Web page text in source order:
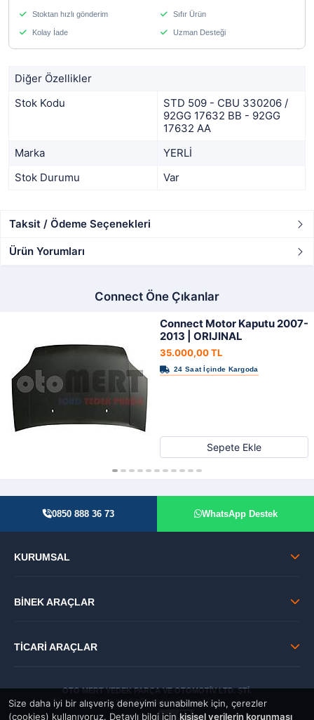
Size daha iyi bir alışveriş deneyimi sunabilmek için, çerezler
(cookies) kullanıyoruz. Detaylı bilgi için kişisel verilerin korunması
Stoktan hızlı gönderim Sıfır Ürün
Kolay İade Uzman Desteği
Diğer Özellikler
Stok Kodu
STD 509 - CBU 330206 /
92GG 17632 BB - 92GG
17632 AA
Marka
YERLİ
Stok Durumu
Var
Taksit / Ödeme Seçenekleri
Ürün Yorumları
Connect Öne Çıkanlar
Connect Motor Kaputu 2007-
2013 | ORIJINAL
35.000,00 TL
Sepete Ekle
0850 888 36 73 WhatsApp Destek
KURUMSAL
BİNEK ARAÇLAR
TİCARİ ARAÇLAR
OTO MERT YEDEK PARÇA VE OTOMOTİV LTD. ŞTİ.
© 2026 Tüm Hakları Saklıdır.
GÜVENLİ: